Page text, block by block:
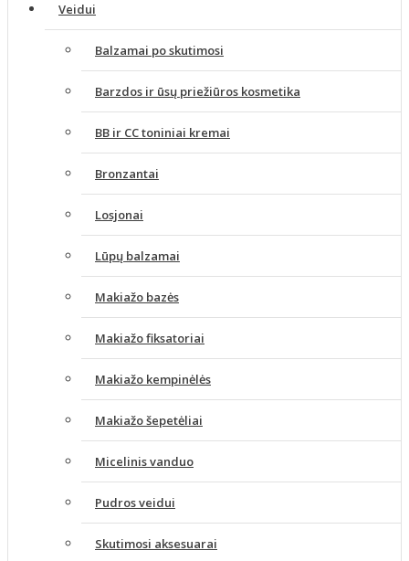
Veidui
Balzamai po skutimosi
Barzdos ir ūsų priežiūros kosmetika
BB ir CC toniniai kremai
Bronzantai
Losjonai
Lūpų balzamai
Makiažo bazės
Makiažo fiksatoriai
Makiažo kempinėlės
Makiažo šepetėliai
Micelinis vanduo
Pudros veidui
Skutimosi aksesuarai